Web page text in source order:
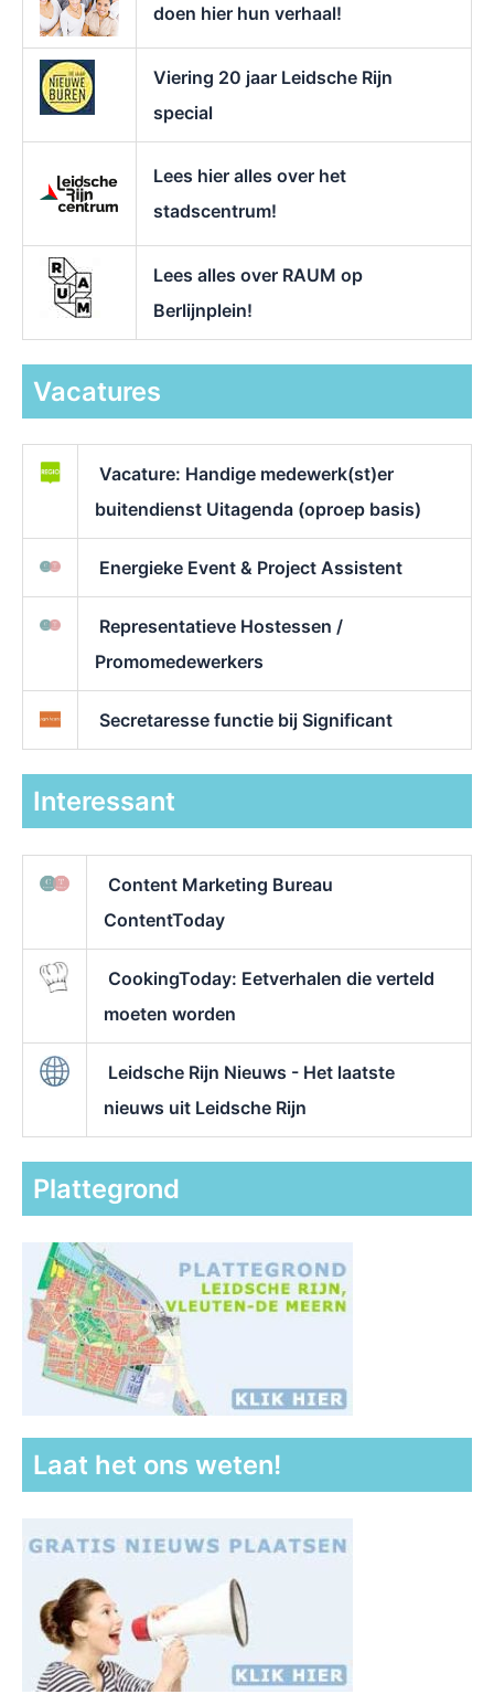
doen hier hun verhaal!
Viering 20 jaar Leidsche Rijn
special
Lees hier alles over het
stadscentrum!
Lees alles over RAUM op
Berlijnplein!
Vacatures
Vacature: Handige medewerk(st)er
buitendienst Uitagenda (oproep basis)
Energieke Event & Project Assistent
Representatieve Hostessen /
Promomedewerkers
Secretaresse functie bij Significant
Interessant
Content Marketing Bureau
ContentToday
CookingToday: Eetverhalen die verteld
moeten worden
Leidsche Rijn Nieuws - Het laatste
nieuws uit Leidsche Rijn
Plattegrond
Laat het ons weten!